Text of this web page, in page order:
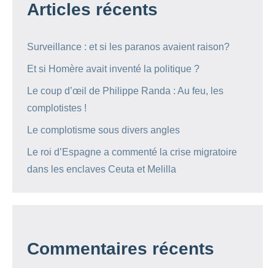
Articles récents
Surveillance : et si les paranos avaient raison?
Et si Homère avait inventé la politique ?
Le coup d’œil de Philippe Randa : Au feu, les
complotistes !
Le complotisme sous divers angles
Le roi d’Espagne a commenté la crise migratoire
dans les enclaves Ceuta et Melilla
Commentaires récents